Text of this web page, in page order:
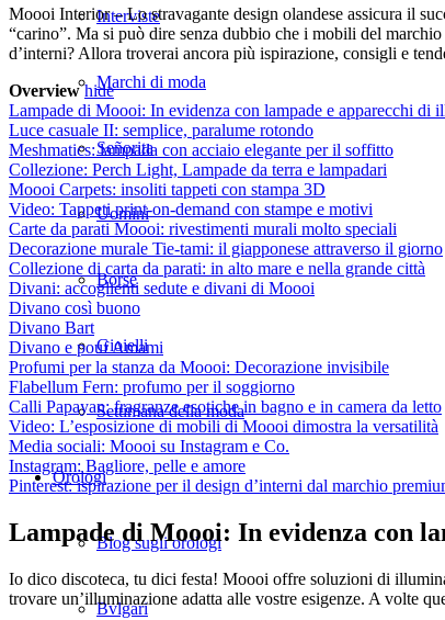
Interviste
Marchi di moda
Señorita
Uomini
Borse
Gioielli
Settimana della moda
Orologi
Blog sugli orologi
Bvlgari
Moooi Interior – Lo stravagante design olandese assicura il
“carino”. Ma si può dire senza dubbio che i mobili del
d’interni? Allora troverai ancora più ispirazione, consigli e
Overview hide
Lampade di Moooi: In evidenza con lampade e apparecchi di
Luce casuale II: semplice, paralume rotondo
Meshmatics: lampada con acciaio elegante per il soffitto
Collezione: Perch Light, Lampade da terra e lampadari
Moooi Carpets: insoliti tappeti con stampa 3D
Video: Tappeti print-on-demand con stampe e motivi
Carte da parati Moooi: rivestimenti murali molto speciali
Decorazione murale Tie-tami: il giapponese attraverso il giorno
Collezione di carta da parati: in alto mare e nella grande città
Divani: accoglienti sedute e divani di Moooi
Divano così buono
Divano Bart
Divano e pouf Amami
Profumi per la stanza da Moooi: Decorazione invisibile
Flabellum Fern: profumo per il soggiorno
Calli Papayan: fragranze esotiche in bagno e in camera da letto
Video: L’esposizione di mobili di Moooi dimostra la versatilità
Media sociali: Moooi su Instagram e Co.
Instagram: Bagliore, pelle e amore
Pinterest: ispirazione per il design d’interni dal marchio
Lampade di Moooi: In evidenza con
Io dico discoteca, tu dici festa! Moooi offre soluzioni di
trovare un’illuminazione adatta alle vostre esigenze. A volte